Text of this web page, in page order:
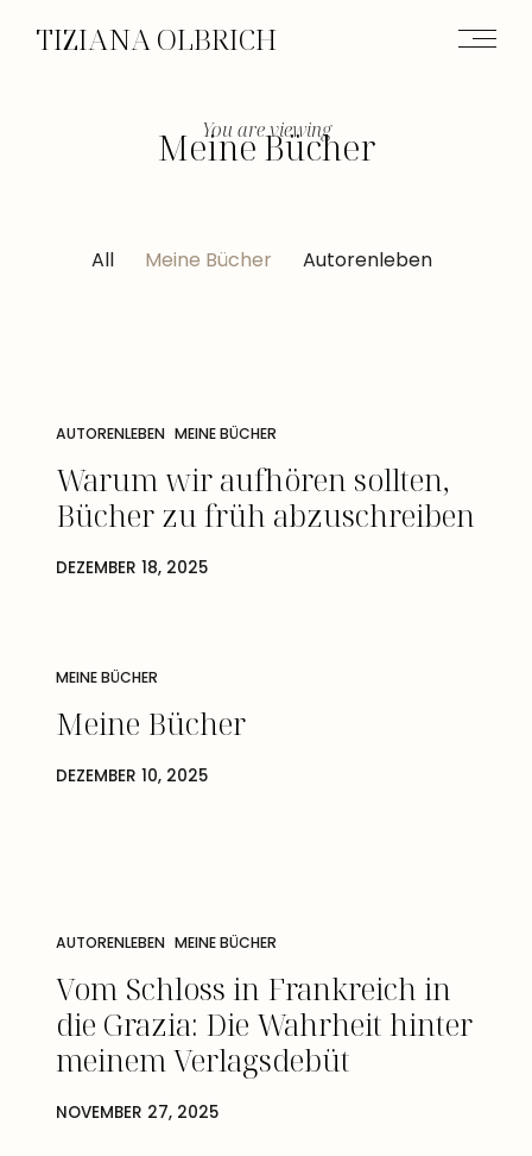
TIZIANA OLBRICH
You are viewing
Meine Bücher
All Meine Bücher Autorenleben
AUTORENLEBEN MEINE BÜCHER
Warum wir aufhören sollten,
Bücher zu früh abzuschreiben
DEZEMBER 18, 2025
MEINE BÜCHER
Meine Bücher
DEZEMBER 10, 2025
AUTORENLEBEN MEINE BÜCHER
Vom Schloss in Frankreich in
die Grazia: Die Wahrheit hinter
meinem Verlagsdebüt
NOVEMBER 27, 2025